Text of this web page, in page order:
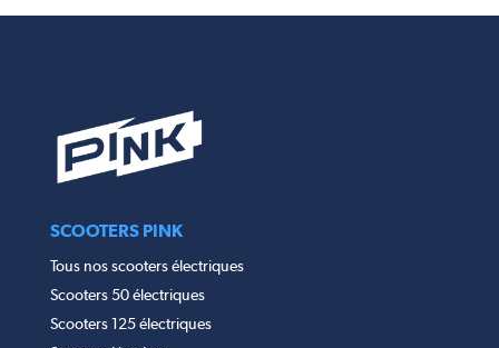
SCOOTERS PINK
Tous nos scooters électriques
Scooters 50 électriques
Scooters 125 électriques